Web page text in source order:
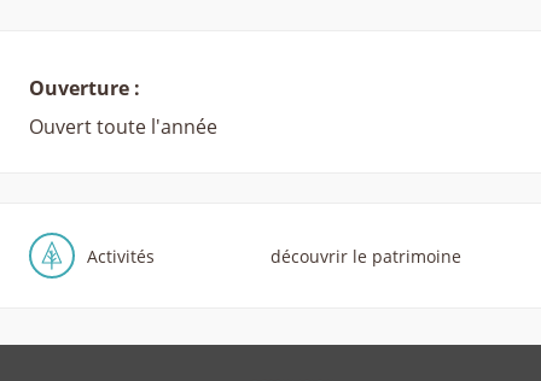
Ouverture :
Ouvert toute l'année
Activités découvrir le patrimoine